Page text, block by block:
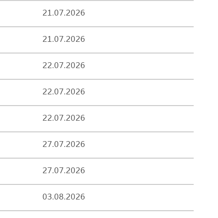
21.07.2026
21.07.2026
22.07.2026
22.07.2026
22.07.2026
27.07.2026
27.07.2026
03.08.2026